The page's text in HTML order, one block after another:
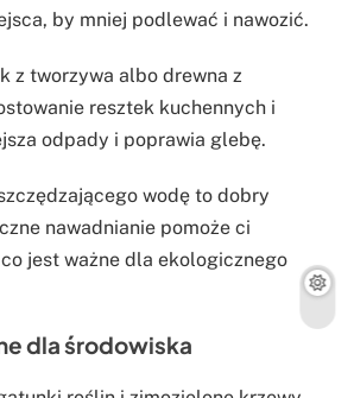
by mniej podlewać i nawozić.
z tworzywa albo drewna z
resztek kuchennych i
odpady i poprawia glebę.
wodę to dobry
nawadnianie pomoże ci
jest ważne dla ekologicznego
dla środowiska